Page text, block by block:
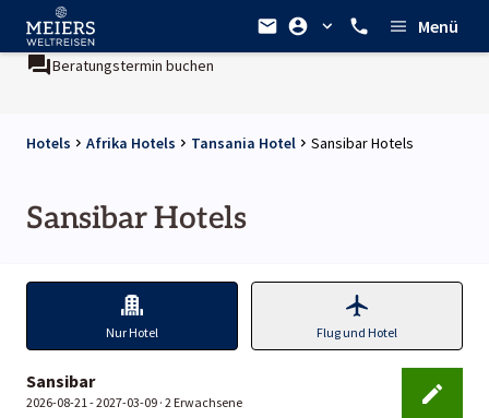
Menü
Beratungstermin buchen
Hotels Afrika Hotels Tansania Hotel Sansibar Hotels
Sansibar Hotels
Nur Hotel Flug und Hotel
Sansibar
2026-08-21 - 2027-03-09 · 2 Erwachsene